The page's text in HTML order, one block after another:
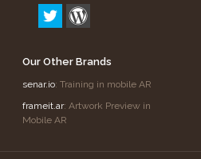
Our Other Brands
senar.io: Training in mobile AR
frameit.ar: Artwork Preview in
Mobile AR